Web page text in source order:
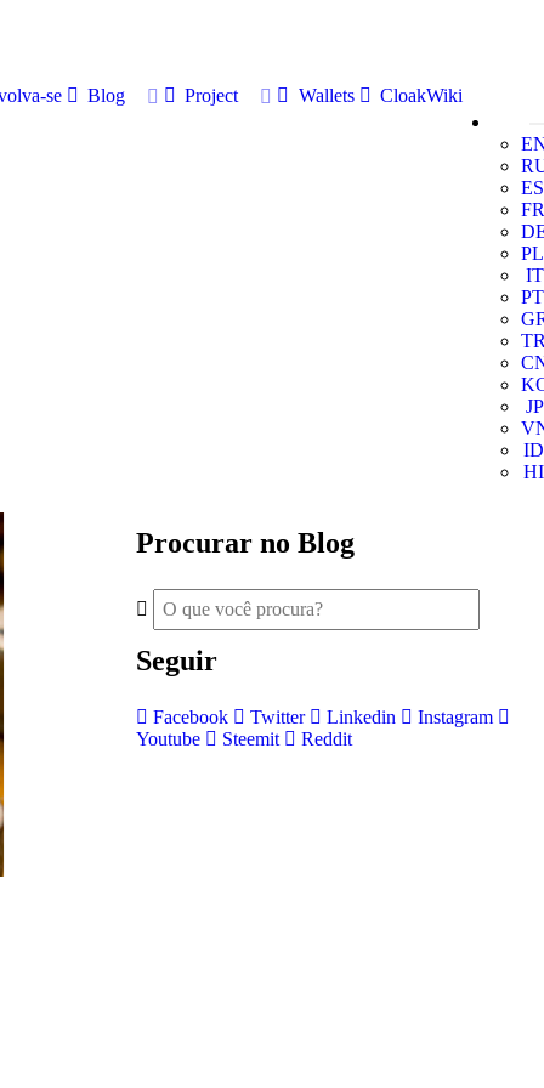
se Blog Project Wallets
CloakWiki
ES
FR
PL
IT
PT
JP
ID
HI
Procurar no Blog
Seguir
Facebook Twitter Linkedin
Instagram
Youtube
Steemit Reddit